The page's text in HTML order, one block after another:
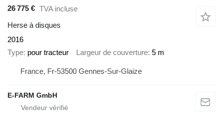
26 775 € TVA incluse
Herse à disques
2016
Type pour tracteur Largeur de couverture 5 m
France, Fr-53500 Gennes-Sur-Glaize
E-FARM GmbH